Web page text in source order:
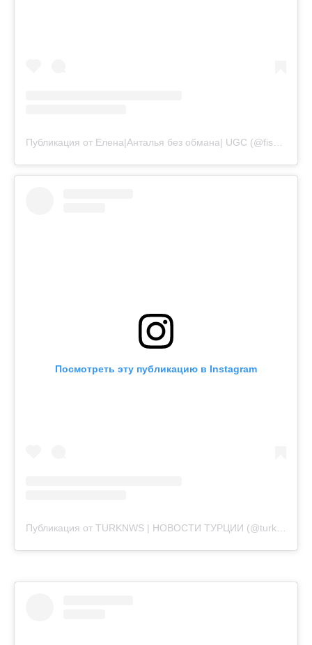
Посмотреть эту публикацию в Instagram